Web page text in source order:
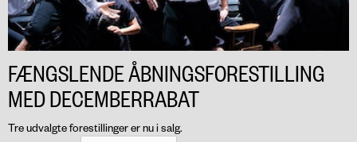
FÆNGSLENDE ÅBNINGSFORESTILLING
MED DECEMBERRABAT
Tre udvalgte forestillinger er nu i salg.